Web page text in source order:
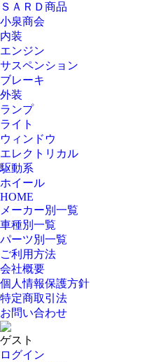
ＳＡＲＤ商品
小泉商会
内装
エンジン
サスペンション
ブレーキ
外装
ランプ
ライト
ウィンドウ
エレクトリカル
駆動系
ホイール
HOME
メーカー別一覧
車種別一覧
パーツ別一覧
ご利用方法
会社概要
個人情報保護方針
特定商取引法
お問い合わせ
ゲスト
ログイン